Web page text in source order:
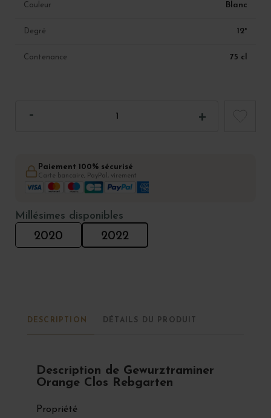
Couleur Blanc
Degré 12°
Contenance 75 cl
Paiement 100% sécurisé
Carte bancaire, PayPal, virement
Millésimes disponibles
2020 2022
DESCRIPTION DÉTAILS DU PRODUIT
Description de Gewurztraminer
Orange Clos Rebgarten
Propriété